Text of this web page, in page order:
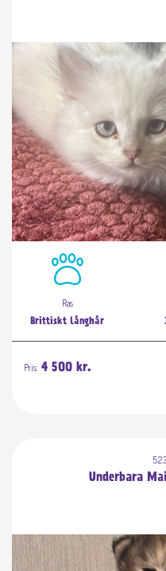
Ras
Brittiskt långhår
Pris: 4 500 kr.
Underbara